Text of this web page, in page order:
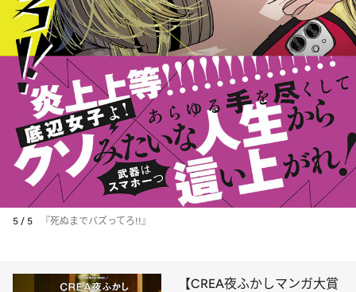
5 / 5 『死ぬまでバズってろ!!』
【CREA夜ふかしマンガ大賞